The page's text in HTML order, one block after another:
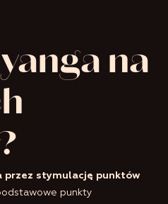
na
przez stymulację punktów
punkty